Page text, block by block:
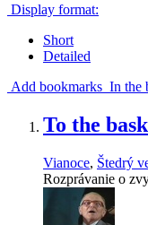
Display format:
Short
Detailed
Add bookmarks In the
To the
Vianoce, Štedrý
Rozprávanie o